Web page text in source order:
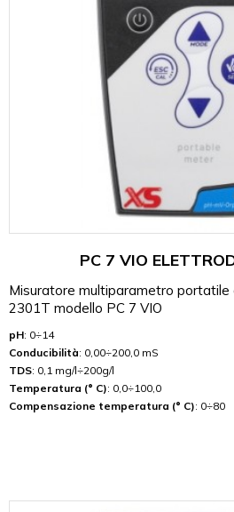
PC 7 VIO
Misuratore multiparametro portatile
2301T modello PC 7 VIO
pH: 0÷14
Conducibilità: 0,00÷200,0 mS
TDS: 0,1 mg/l÷200g/l
Temperatura (° C): 0,0÷100,0
Compensazione temperatura (° C): 0÷80